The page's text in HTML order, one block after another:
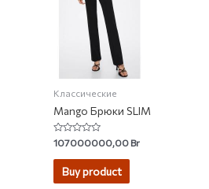
Классические
Mango Брюки SLIM
Rated
0
out
107000000,00Br
Buy product